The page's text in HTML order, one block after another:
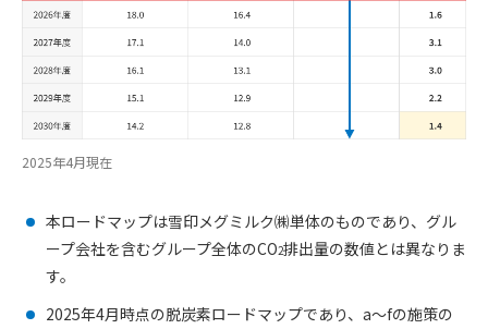
2025年4月現在
本ロードマップは雪印メグミルク㈱単体のものであり、グル
ープ会社を含むグループ全体のCO2排出量の数値とは異なりま
す。
2025年4月時点の脱炭素ロードマップであり、a～fの施策の